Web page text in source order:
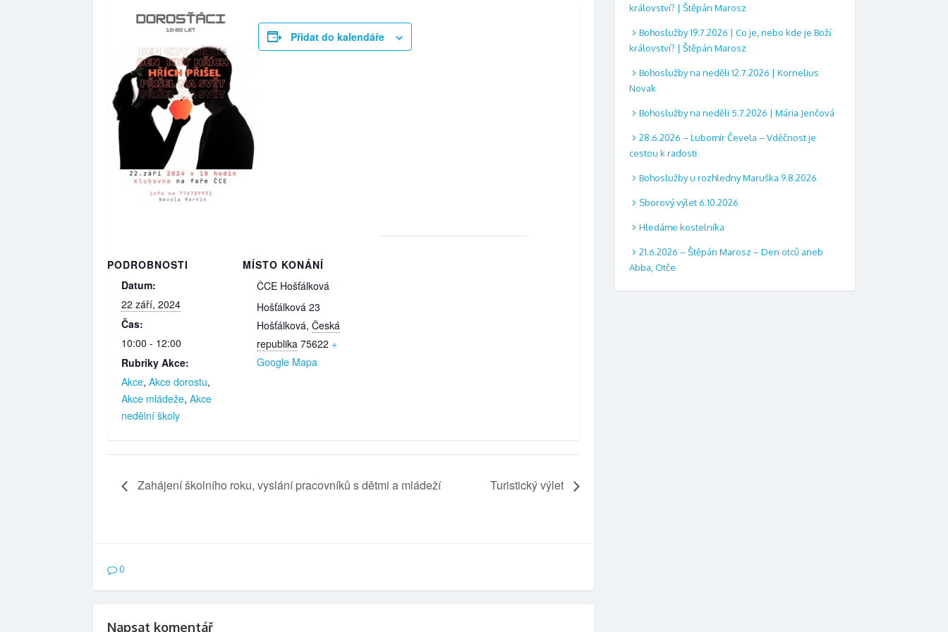
Přidat do kalendáře
PODROBNOSTI
Datum:
22 září, 2024
Čas:
10:00 - 12:00
Rubriky Akce:
Akce, Akce dorostu,
Akce mládeže, Akce
nedělní školy
MÍSTO KONÁNÍ
ČCE Hošťálková
Hošťálková 23
Hošťálková, Česká
republika 75622 +
Google Mapa
Zahájení školního roku, vyslání pracovníků s dětmi a mládeží Turistický výlet
0
Napsat komentář
království? | Štěpán Marosz
Bohoslužby 19.7.2026 | Co je, nebo kde je Boží
království? | Štěpán Marosz
Bohoslužby na neděli 12.7.2026 | Kornelius
Novak
Bohoslužby na neděli 5.7.2026 | Mária Jenčová
28.6.2026 – Lubomír Čevela – Vděčnost je
cestou k radosti
Bohoslužby u rozhledny Maruška 9.8.2026
Sborový výlet 6.10.2026
Hledáme kostelníka
21.6.2026 – Štěpán Marosz – Den otců aneb
Abba, Otče